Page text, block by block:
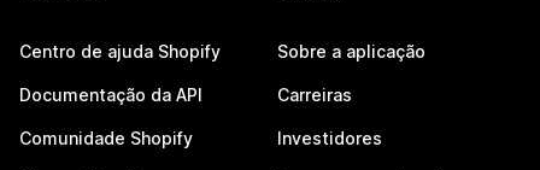
Centro de ajuda Shopify
Documentação da API
Comunidade Shopify
Sobre a aplicação
Carreiras
Investidores